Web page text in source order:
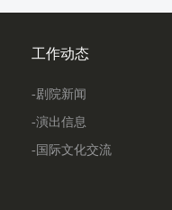
工作动态
-剧院新闻
-演出信息
-国际文化交流